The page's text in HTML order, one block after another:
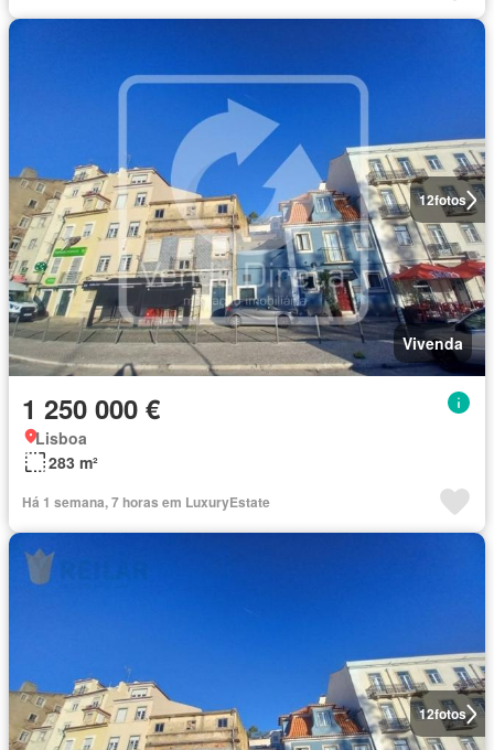
12fotos
Vivenda
1 250 000 €
Lisboa
283 m²
Há 1 semana, 7 horas em LuxuryEstate
12fotos